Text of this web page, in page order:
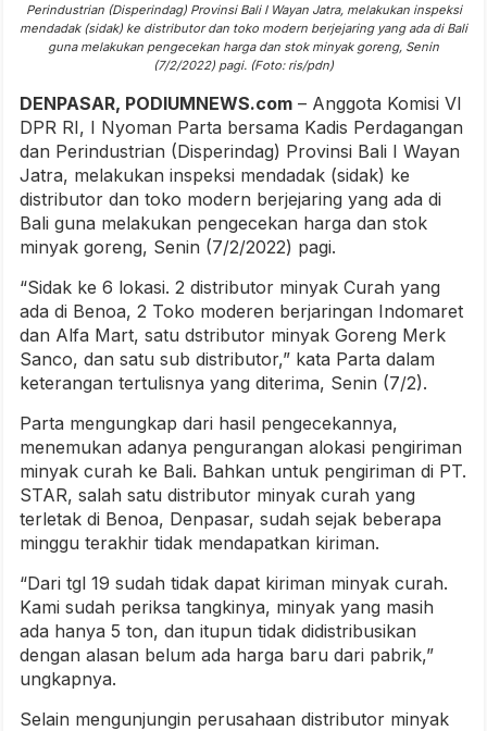
Perindustrian (Disperindag) Provinsi Bali I Wayan Jatra, melakukan inspeksi
mendadak (sidak) ke distributor dan toko modern berjejaring yang ada di Bali
guna melakukan pengecekan harga dan stok minyak goreng, Senin
(7/2/2022) pagi. (Foto: ris/pdn)
DENPASAR, PODIUMNEWS.com – Anggota Komisi VI
DPR RI, I Nyoman Parta bersama Kadis Perdagangan
dan Perindustrian (Disperindag) Provinsi Bali I Wayan
Jatra, melakukan inspeksi mendadak (sidak) ke
distributor dan toko modern berjejaring yang ada di
Bali guna melakukan pengecekan harga dan stok
minyak goreng, Senin (7/2/2022) pagi.
“Sidak ke 6 lokasi. 2 distributor minyak Curah yang
ada di Benoa, 2 Toko moderen berjaringan Indomaret
dan Alfa Mart, satu dstributor minyak Goreng Merk
Sanco, dan satu sub distributor,” kata Parta dalam
keterangan tertulisnya yang diterima, Senin (7/2).
Parta mengungkap dari hasil pengecekannya,
menemukan adanya pengurangan alokasi pengiriman
minyak curah ke Bali. Bahkan untuk pengiriman di PT.
STAR, salah satu distributor minyak curah yang
terletak di Benoa, Denpasar, sudah sejak beberapa
minggu terakhir tidak mendapatkan kiriman.
“Dari tgl 19 sudah tidak dapat kiriman minyak curah.
Kami sudah periksa tangkinya, minyak yang masih
ada hanya 5 ton, dan itupun tidak didistribusikan
dengan alasan belum ada harga baru dari pabrik,”
ungkapnya.
Selain mengunjungin perusahaan distributor minyak